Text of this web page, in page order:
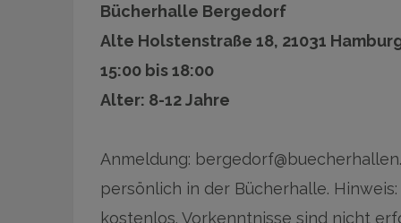
Bücherhalle Bergedorf
Alte Holstenstraße 18, 21031
15:00 bis 18:00
Alter: 8-12 Jahre
Anmeldung:
persönlich in der Bücherhalle.
kostenlos. Vorkenntnisse sind nicht